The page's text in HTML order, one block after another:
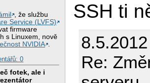
, že službu
Service (LVFS)
firmware
s Linuxem, nově
NVIDIA .
0
fotek, ale i
SSH ti
Re: